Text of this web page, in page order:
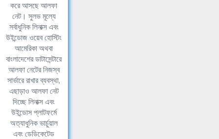
করে আসছে আলফা
নেট। সুলভ মূল্যে
সর্বাধুনিক লিনাক্স এবং
উইন্ডোজ ওয়েব হোস্টিং
আমেরিকা অথবা
বাংলাদেশের ডাটাসেন্টারে
আলফা নেটের নিজস্ব
সার্ভারে রাখার ব্যবস্থা,
এছাড়াও আলফা নেট
দিচ্ছে লিনাক্স এবং
উইন্ডোস প্লাটফর্মে
অত্যাধুনিক ভার্চুয়াল
এবং ডেডিকেটেড